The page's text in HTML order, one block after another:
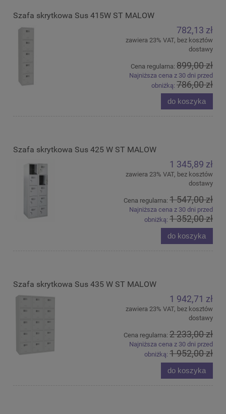
Szafa skrytkowa Sus 415W ST MALOW
782,13 zł
zawiera 23% VAT, bez kosztów
dostawy
Cena regularna: 899,00 zł
Najniższa cena z 30 dni przed
obniżką: 786,00 zł
do koszyka
Szafa skrytkowa Sus 425 W ST MALOW
1 345,89 zł
zawiera 23% VAT, bez kosztów
dostawy
Cena regularna: 1 547,00 zł
Najniższa cena z 30 dni przed
obniżką: 1 352,00 zł
do koszyka
Szafa skrytkowa Sus 435 W ST MALOW
1 942,71 zł
zawiera 23% VAT, bez kosztów
dostawy
Cena regularna: 2 233,00 zł
Najniższa cena z 30 dni przed
obniżką: 1 952,00 zł
do koszyka